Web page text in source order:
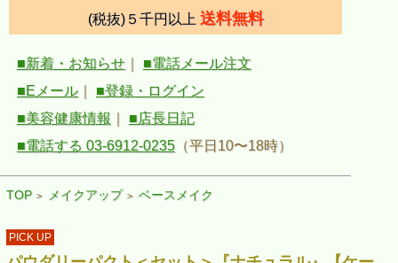
(税抜)５千円以上 送料無料
■新着・お知らせ
■電話メール注文
■Eメール
■登録・ログイン
■美容健康情報
■店長日記
■電話する 03-6912-0235 （平日10〜18時）
TOP > メイクアップ > ベースメイク
PICK UP